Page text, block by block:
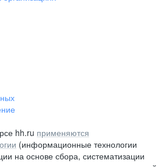
hh.ru применяются
(информационные технологии
на основе сбора, систематизации